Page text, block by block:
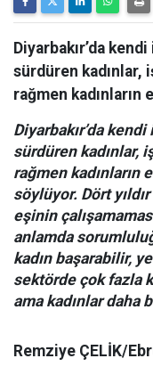
Diyarbakır’da
sürdüren kadınlar,
rağmen
Diyarbakır’da
sürdüren kadınlar,
rağmen kadınların
söylüyor. Dört
eşinin
anlamda
kadın başarabilir,
sektörde çok fazla
ama kadınlar daha
Remziye ÇELİK/